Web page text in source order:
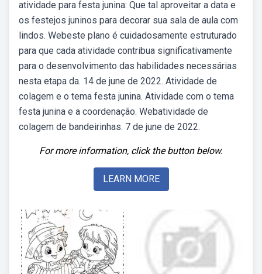
atividade para festa junina: Que tal aproveitar a data e
os festejos juninos para decorar sua sala de aula com
lindos. Webeste plano é cuidadosamente estruturado
para que cada atividade contribua significativamente
para o desenvolvimento das habilidades necessárias
nesta etapa da. 14 de june de 2022. Atividade de
colagem e o tema festa junina. Atividade com o tema
festa junina e a coordenação. Webatividade de
colagem de bandeirinhas. 7 de june de 2022.
For more information, click the button below.
LEARN MORE